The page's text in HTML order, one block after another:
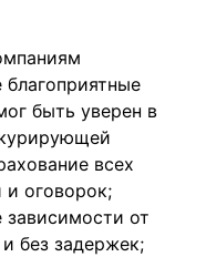
быть уверен в
всех
и оговорок;
зависимости от
без задержек;